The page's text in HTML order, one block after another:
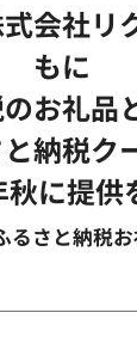
沿革
ミッション
役員一覧
会社リ
もに
お礼品
納税ク
に提供
るさと納税